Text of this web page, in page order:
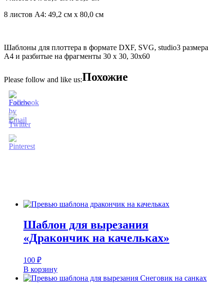
8 листов А4: 49,2 см х 80,0 см
Шаблоны для плоттера в формате DXF, SVG, studio3 размера
А4 и разбитые на фрагменты 30 х 30, 30х60
Please follow and like us:Похожие
Шаблон для вырезания
«Дракончик на качельках»
100 ₽
В корзину